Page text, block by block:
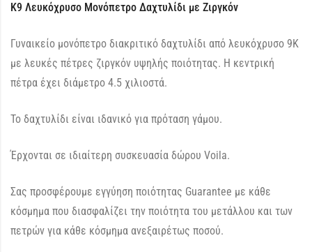
K9 Λευκόχρυσο Μονόπετρο Δαχτυλίδι με Ζιργκόν
Γυναικείο μονόπετρο διακριτικό δαχτυλίδι από λευκόχρυσο 9Κ
με λευκές πέτρες ζιργκόν υψηλής ποιότητας. Η κεντρική
πέτρα έχει διάμετρο 4.5 χιλιοστά.
Το δαχτυλίδι είναι ιδανικό για πρόταση γάμου.
Έρχονται σε ιδιαίτερη συσκευασία δώρου Voila.
Σας προσφέρουμε εγγύηση ποιότητας Guarantee με κάθε
κόσμημα που διασφαλίζει την ποιότητα του μετάλλου και των
πετρών για κάθε κόσμημα ανεξαιρέτως ποσού.